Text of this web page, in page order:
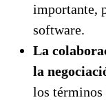
importante,
software.
La
la
los términos